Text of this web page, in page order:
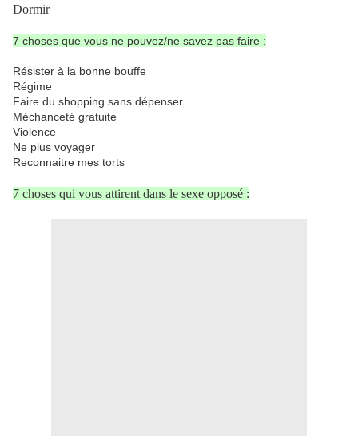
Dormir
7 choses que vous ne pouvez/ne savez pas faire :
Résister à la bonne bouffe
Régime
Faire du shopping sans dépenser
Méchanceté gratuite
Violence
Ne plus voyager
Reconnaitre mes torts
7 choses qui vous attirent dans le sexe opposé :